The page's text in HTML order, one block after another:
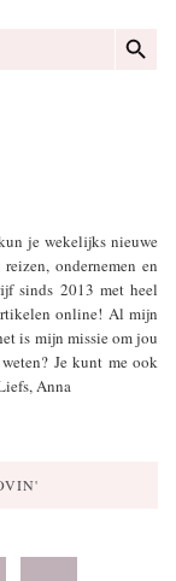
je wekelijks nieuwe
ondernemen en
sinds 2013 met heel
online! Al mijn
is mijn missie om jou
Je kunt me ook
Anna